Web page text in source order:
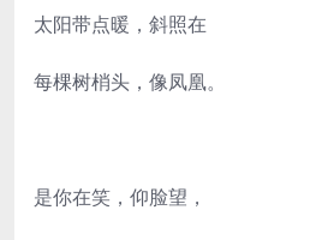
太阳带点暖，斜照在
每棵树梢头，像凤凰。
是你在笑，仰脸望，